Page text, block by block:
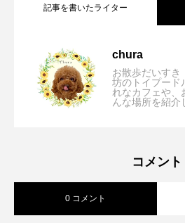
記事を書いたライター
chura
お散歩だいすき
坊のトイプード
れなカフェや、
んな場所を紹介
2026.08.08 【兵庫/市川町】い
古民家で味わう絶
2026.07.31 【大阪/箕面】B
の西海岸風オシャ
Coffee「初夏を感
コメント
0 コメント